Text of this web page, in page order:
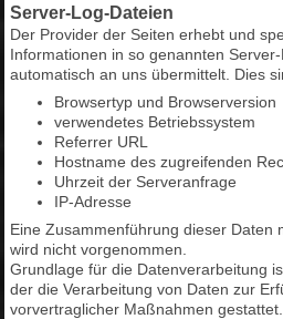
Server-Log-Dateien
Der Provider der Seiten erhebt und
Informationen in so genannten
automatisch an uns übermittelt. Dies
Browsertyp und Browserversion
verwendetes Betriebssystem
Referrer URL
Hostname des zugreifenden
Uhrzeit der Serveranfrage
IP-Adresse
Eine Zusammenführung dieser Daten
wird nicht vorgenommen.
Grundlage für die Datenverarbeitung
der die Verarbeitung von Daten zur
vorvertraglicher Maßnahmen gestattet.